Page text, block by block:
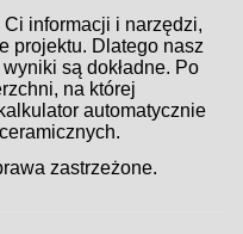
informacji i narzędzi,
projektu. Dlatego nasz
są dokładne. Po
na której
automatycznie
zastrzeżone.